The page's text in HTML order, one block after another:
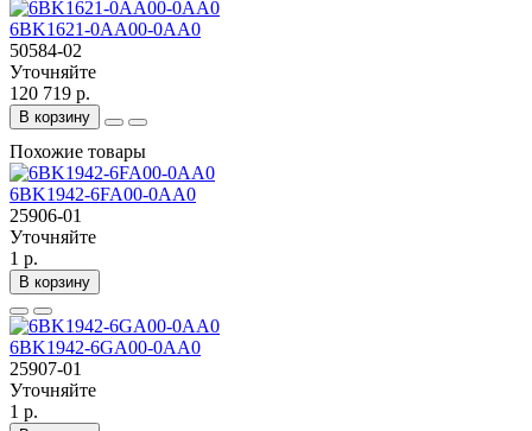
6BK1621-0AA00-0AA0
50584-02
Уточняйте
120 719 р.
В корзину
Похожие товары
6BK1942-6FA00-0AA0
25906-01
Уточняйте
1 р.
В корзину
6BK1942-6GA00-0AA0
25907-01
Уточняйте
1 р.